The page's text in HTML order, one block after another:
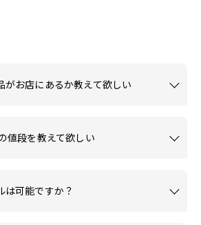
がお店にあるか教えて欲しい
値段を教えて欲しい
は可能ですか？